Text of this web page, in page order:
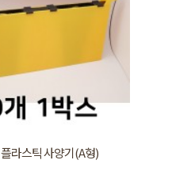
플라스틱 사양기(A형)